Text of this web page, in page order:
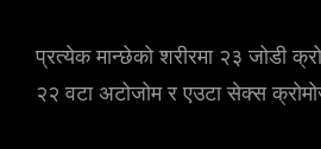
प्रत्येक मान्छेको शरीरमा २३ जोडी
२२ वटा अटोजोम र एउटा सेक्स